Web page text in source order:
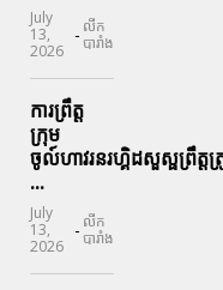
July
13,
2026
- លីក
បារាំង
ការព្រឹត្ត
ក្រុម
ចូល៍ហាវរនរហ្គិដសួស្ផព្រឹត្
...
July
13,
2026
- លីក
បារាំង